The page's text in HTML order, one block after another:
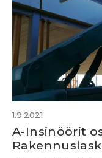
1.9.2021
A-Insinöörit